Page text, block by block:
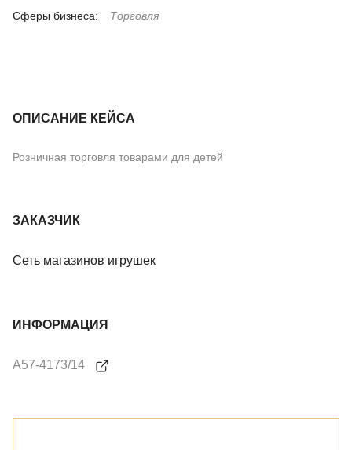
Сферы бизнеса: Торговля
ОПИСАНИЕ КЕЙСА
Розничная торговля товарами для детей
ЗАКАЗЧИК
Сеть магазинов игрушек
ИНФОРМАЦИЯ
А57-4173/14